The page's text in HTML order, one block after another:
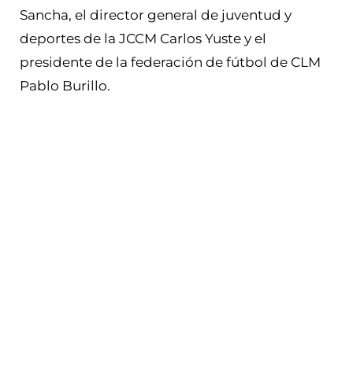
Sancha, el director general de juventud y
deportes de la JCCM Carlos Yuste y el
presidente de la federación de fútbol de CLM
Pablo Burillo.